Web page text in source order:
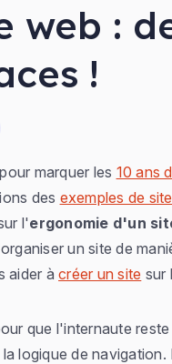
web :
!
marquer les 10 ans
des exemples de
l'ergonomie d'un
un site de
aider àcréer un site sur
que l'internaute
logique de